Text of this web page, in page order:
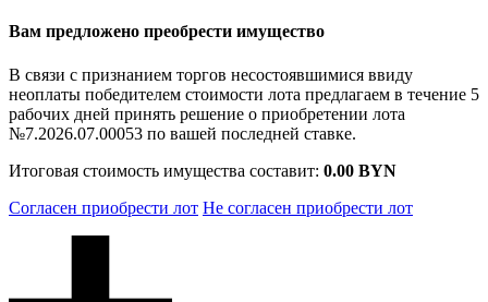
Вам предложено преобрести имущество
В связи с признанием торгов несостоявшимися ввиду
неоплаты победителем стоимости лота предлагаем в течение 5
рабочих дней принять решение о приобретении лота
№7.2026.07.00053 по вашей последней ставке.
Итоговая стоимость имущества составит: 0.00 BYN
Согласен приобрести лот Не согласен приобрести лот